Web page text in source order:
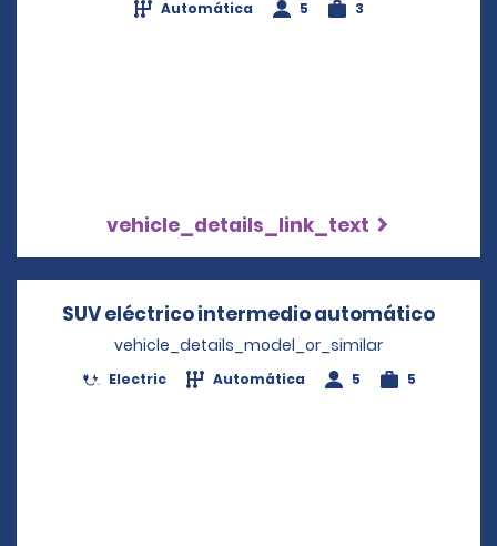
Automática 5 3
vehicle_details_link_text
SUV eléctrico intermedio automático
vehicle_details_model_or_similar
Electric Automática 5 5